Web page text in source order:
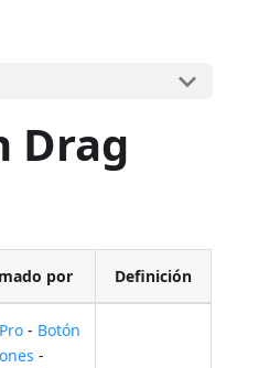
Drag
por Definición
- Botón
-